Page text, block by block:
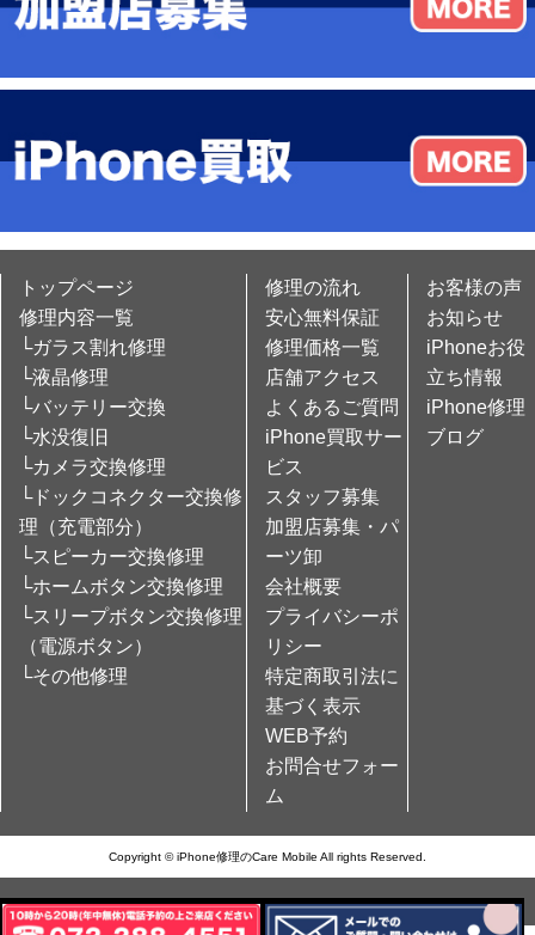
トップページ
修理内容一覧
└ガラス割れ修理
└液晶修理
└バッテリー交換
└水没復旧
└カメラ交換修理
└ドックコネクター交換修
理（充電部分）
└スピーカー交換修理
└ホームボタン交換修理
└スリープボタン交換修理
（電源ボタン）
└その他修理
修理の流れ
安心無料保証
修理価格一覧
店舗アクセス
よくあるご質問
iPhone買取サー
ビス
スタッフ募集
加盟店募集・パ
ーツ卸
会社概要
プライバシーポ
リシー
特定商取引法に
基づく表示
WEB予約
お問合せフォー
ム
お客様の声
お知らせ
iPhoneお役
立ち情報
iPhone修理
ブログ
Copyright © iPhone修理のCare Mobile All rights Reserved.